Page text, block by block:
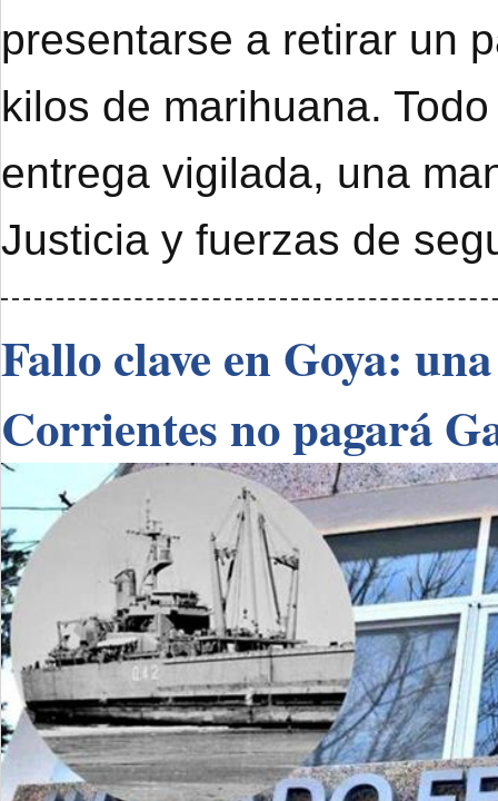
presentarse a retirar un
kilos de marihuana.
entrega vigilada, una
Justicia y fuerzas de
Fallo clave en Goya:
Corrientes no pagará